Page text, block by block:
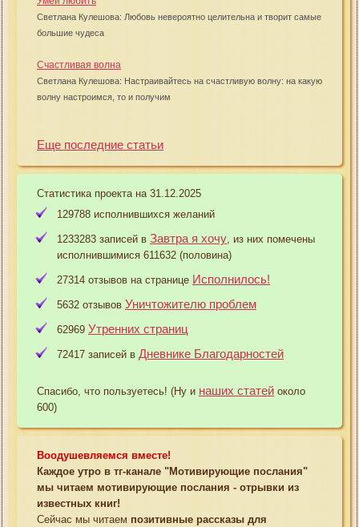
Светлана Кулешова: Любовь невероятно целительна и творит самые
большие чудеса
Счастливая волна
Светлана Кулешова: Настраивайтесь на счастливую волну: на какую
волну настроимся, то и получим
Еще последние статьи
Статистика проекта на 31.12.2025
129788 исполнившихся желаний
1233283 записей в Завтра я хочу , из них помечены
исполнившимися 611632 (половина)
27314 отзывов на странице Исполнилось!
5632 отзывов Уничтожителю проблем
62969 Утренних страниц
72417 записей в Дневнике Благодарностей
Спасибо, что пользуетесь! (Ну и наших статей около
600)
Воодушевляемся вместе!
Каждое утро в тг-канале "Мотивирующие послания"
мы читаем мотивирующие послания - отрывки из
известных книг!
Сейчас мы читаем позитивные рассказы для